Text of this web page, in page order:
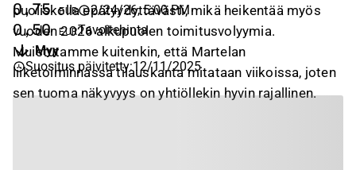
puoliskolla epätyydyttävästi, mikä heikentää myös
vuoden 2026 alkupuolen toimitusvolyymia.
Muistutamme kuitenkin, että Martelan
liiketoiminnassa tilauskanta mitataan viikoissa, joten
sen tuoma näkyvyys on yhtiöllekin hyvin rajallinen.
0,75 EUR 2/24/26, 5:00 PM
0,50 EURTavoitehinta
Myy
Suositus päivitetty:12/11/2025